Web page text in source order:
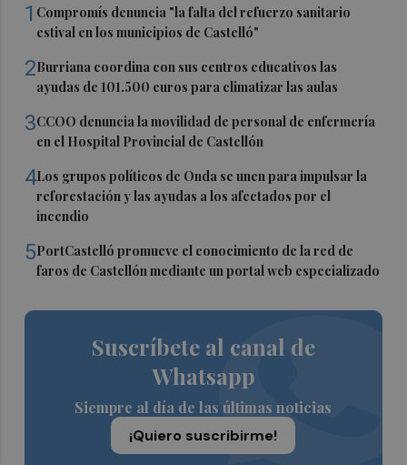
1 Compromís denuncia "la falta del refuerzo sanitario
estival en los municipios de Castelló"
2Burriana coordina con sus centros educativos las
ayudas de 101.500 euros para climatizar las aulas
3CCOO denuncia la movilidad de personal de enfermería
en el Hospital Provincial de Castellón
4Los grupos políticos de Onda se unen para impulsar la
reforestación y las ayudas a los afectados por el
incendio
5PortCastelló promueve el conocimiento de la red de
faros de Castellón mediante un portal web especializado
Suscríbete al canal de
Whatsapp
Siempre al día de las últimas noticias
¡Quiero suscribirme!